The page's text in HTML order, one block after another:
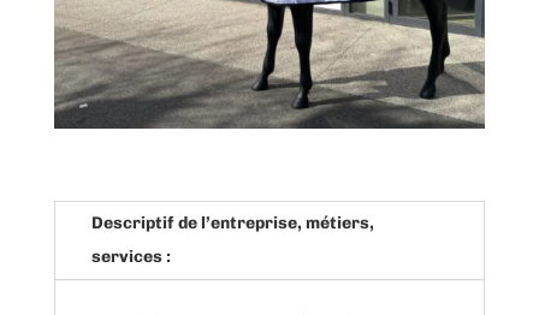
Descriptif de l’entreprise, métiers,
services :